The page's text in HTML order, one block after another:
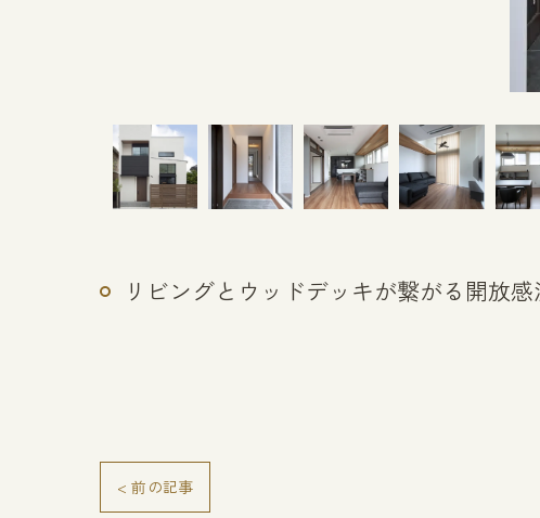
リビングとウッドデッキが繋がる開放感
< 前の記事